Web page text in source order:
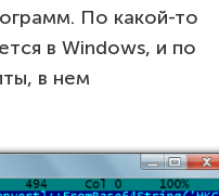
По какой-то
в Windows, и по
в нем